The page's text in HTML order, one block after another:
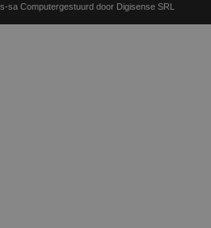
sa Computergestuurd door Digisense SRL